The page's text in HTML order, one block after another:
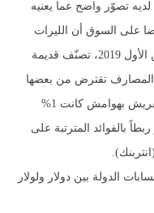
تصوّر واضح عما يعنيه
على السوق أن الليرات
العالقة في الحسابات المصرفية قبل تشرين الأول 2019، تصنّف قديمة
المصارف تقترض من بعضها
ليرات قديمة بسعر أدنى من قيمة الليرة الفريش بهوامش كانت 1%
بكثير ربطاً بالفوائد المترتبة على
الدولة بين دولار ولولار